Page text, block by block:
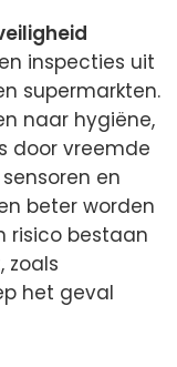
inspecties uit
supermarkten.
naar hygiëne,
door vreemde
en
beter worden
risico bestaan
zoals
het geval